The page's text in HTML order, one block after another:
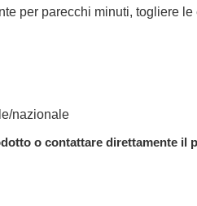
per parecchi minuti, togliere
nazionale
o contattare direttamente il